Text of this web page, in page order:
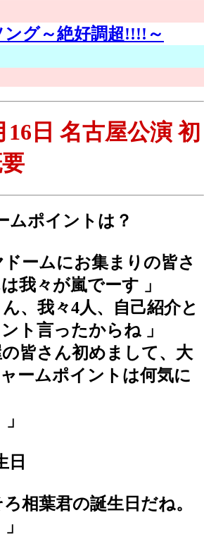
グ～絶好調超!!!!～
16日 名古屋公演 初
ムポイントは？
ドームにお集まりの皆さ
我々が嵐でーす 」
ん、我々4人、自己紹介と
ト言ったからね 」
の皆さん初めまして、大
ームポイントは何気に
日
ろ相葉君の誕生日だね。